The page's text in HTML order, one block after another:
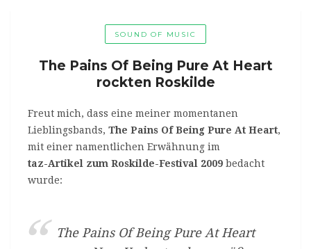
SOUND OF MUSIC
The Pains Of Being Pure At Heart
rockten Roskilde
Freut mich, dass eine meiner momentanen
Lieblingsbands, The Pains Of Being Pure At Heart,
mit einer namentlichen Erwähnung im
taz-Artikel zum Roskilde-Festival 2009 bedacht
wurde:
The Pains Of Being Pure At Heart